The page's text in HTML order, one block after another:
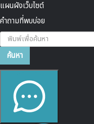
แผนผังเว็บไซต์
คำถามที่พบบ่อย
ค้นหา...
ค้นหา